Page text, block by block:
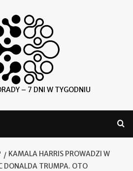
– 7 DNI W TYGODNIU
KAMALA HARRIS PROWADZI W
DONALDA TRUMPA. OTO